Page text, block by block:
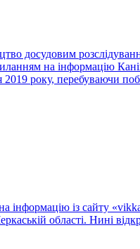
досудовим
на інформацію
року, перебуваючи
інформацію із сайту
області. Нині